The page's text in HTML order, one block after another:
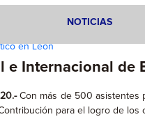
NOTICIAS
en León
e Internacional de
Con más de 500 asistentes
para el logro de los